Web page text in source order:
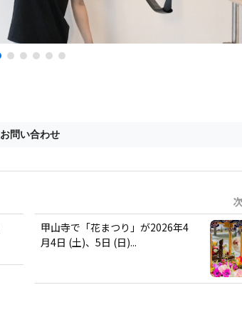
甲山寺で「花まつり」が2026年4
月4日 (土)、5日 (日)...